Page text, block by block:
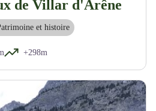
de Villar d'Arêne
et histoire
+298m